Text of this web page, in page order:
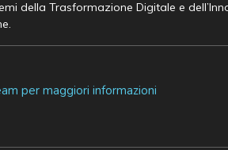
della Trasformazione Digitale e
per maggiori informazioni